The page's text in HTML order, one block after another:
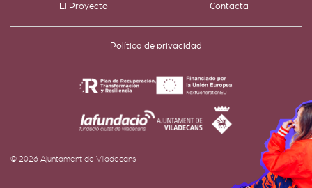
El Proyecto
Contacta
Política de privacidad
© 2026 Ajuntament de Viladecans